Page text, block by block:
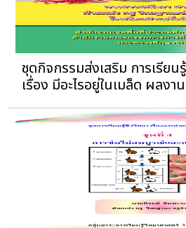
ชุดกิจกรรมส่งเสริม การเรียน
เรื่อง มีอะไรอยู่ในเมล็ด ผลง